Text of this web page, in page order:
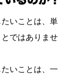
いことは、単
ではありませ
いことは、一